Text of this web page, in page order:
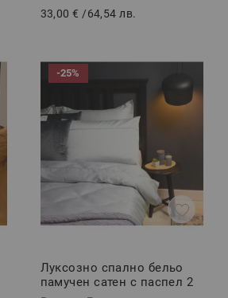
33,00 € /64,54 лв.
-25%
Луксозно спално бельо
памучен сатен с паспел 2